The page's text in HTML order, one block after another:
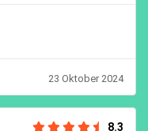
23 Oktober 2024
8.3